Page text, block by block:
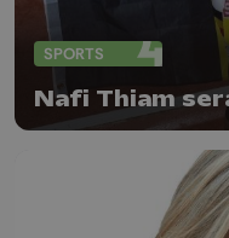
SPORTS
Nafi Thiam